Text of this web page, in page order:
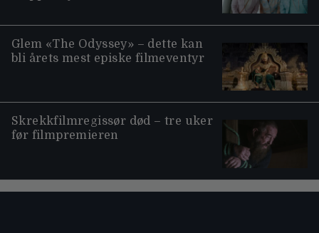
Glem «The Odyssey» – dette kan
bli årets mest episke filmeventyr
Skrekkfilmregissør død – tre uker
før filmpremieren